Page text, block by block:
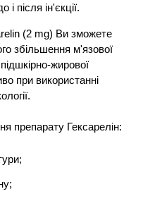
після ін'єкції.
(2 mg) Ви зможете
збільшення м'язової
жирової
при використанні
препарату Гексарелін: